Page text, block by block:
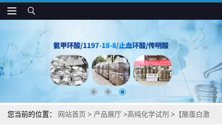
您当前的位置： 网站首页 > 产品展厅 >高纯化学试剂 > 【酪蛋白激